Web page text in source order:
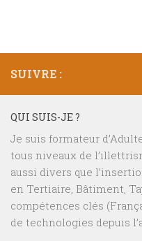
SUIVRE :
QUI SUIS-JE ?
Je suis formateur
tous niveaux de
aussi divers que
en Tertiaire, Bâtiment,
compétences clés
de technologies depuis